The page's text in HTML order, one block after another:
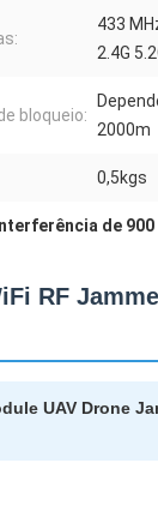
433
2.4G
bloqueio:
2000m
0,5kgs
de 900
RF
UAV Drone